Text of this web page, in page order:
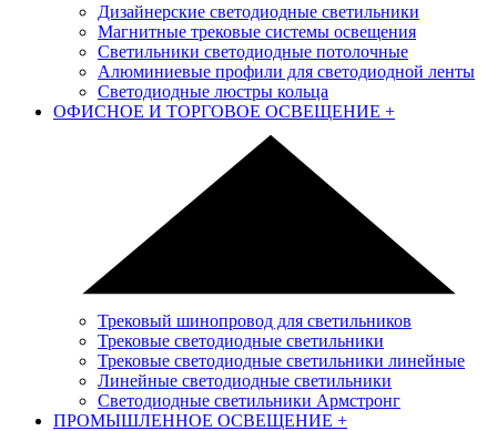
Дизайнерские светодиодные светильники
Магнитные трековые системы освещения
Светильники светодиодные потолочные
Алюминиевые профили для светодиодной ленты
Светодиодные люстры кольца
ОФИСНОЕ И ТОРГОВОЕ ОСВЕЩЕНИЕ +
Трековый шинопровод для светильников
Трековые светодиодные светильники
Трековые светодиодные светильники линейные
Линейные светодиодные светильники
Светодиодные светильники Армстронг
ПРОМЫШЛЕННОЕ ОСВЕЩЕНИЕ +